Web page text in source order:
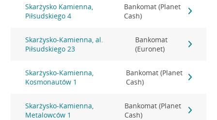
Skarżysko Kamienna,
Piłsudskiego 4
Bankomat (Planet
Cash)
Skarżysko-Kamienna, al.
Piłsudskiego 23
Bankomat
(Euronet)
Skarżysko-Kamienna,
Kosmonautów 1
Bankomat (Planet
Cash)
Skarżysko-Kamienna,
Metalowców 1
Bankomat (Planet
Cash)